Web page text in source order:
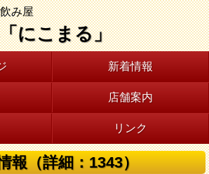
み屋
にこまる」
新着情報
店舗案内
リンク
報（詳細：1343）